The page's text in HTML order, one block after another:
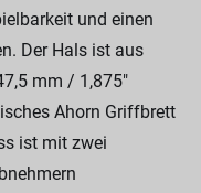
und einen
Der Hals ist aus
mm / 1,875"
Ahorn Griffbrett
ist mit zwei